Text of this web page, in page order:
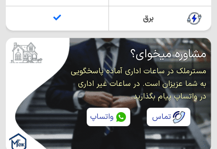
برق
مشاوره میخوای؟
مسترملک در ساعات اداری آماده پاسخگویی
به شما عزیزان است. در ساعات غیر اداری
در واتساپ پیام بگذارید.
تماس
واتساپ